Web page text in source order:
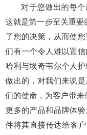
对于您做出的每个
这就是第一步至关重要
了您的决策，从而使
们有一个令人难以置
哈利与埃奇韦尔个人
做出的，对我们来说
们的使命，为客户带
更多的产品和品牌体
件将其直接传达给客